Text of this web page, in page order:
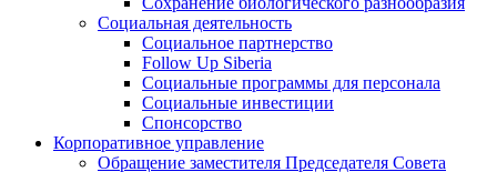
Социальная деятельность
Социальное партнерство
Follow Up Siberia
Социальные программы для персонала
Социальные инвестиции
Спонсорство
Корпоративное управление
Обращение заместителя Председателя Совета